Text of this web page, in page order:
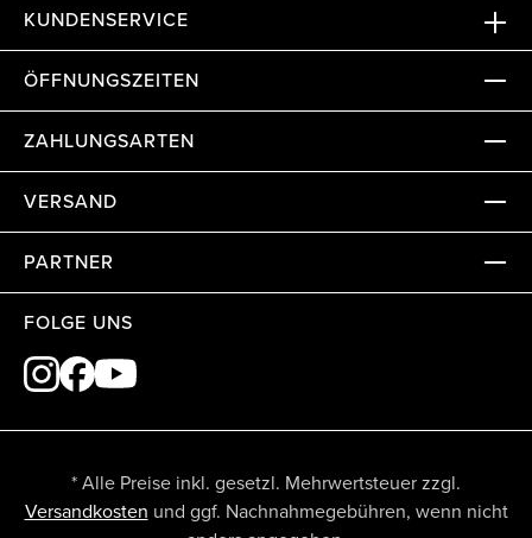
KUNDENSERVICE
ÖFFNUNGSZEITEN
ZAHLUNGSARTEN
VERSAND
PARTNER
FOLGE UNS
* Alle Preise inkl. gesetzl. Mehrwertsteuer zzgl.
Versandkosten und ggf. Nachnahmegebühren, wenn nicht